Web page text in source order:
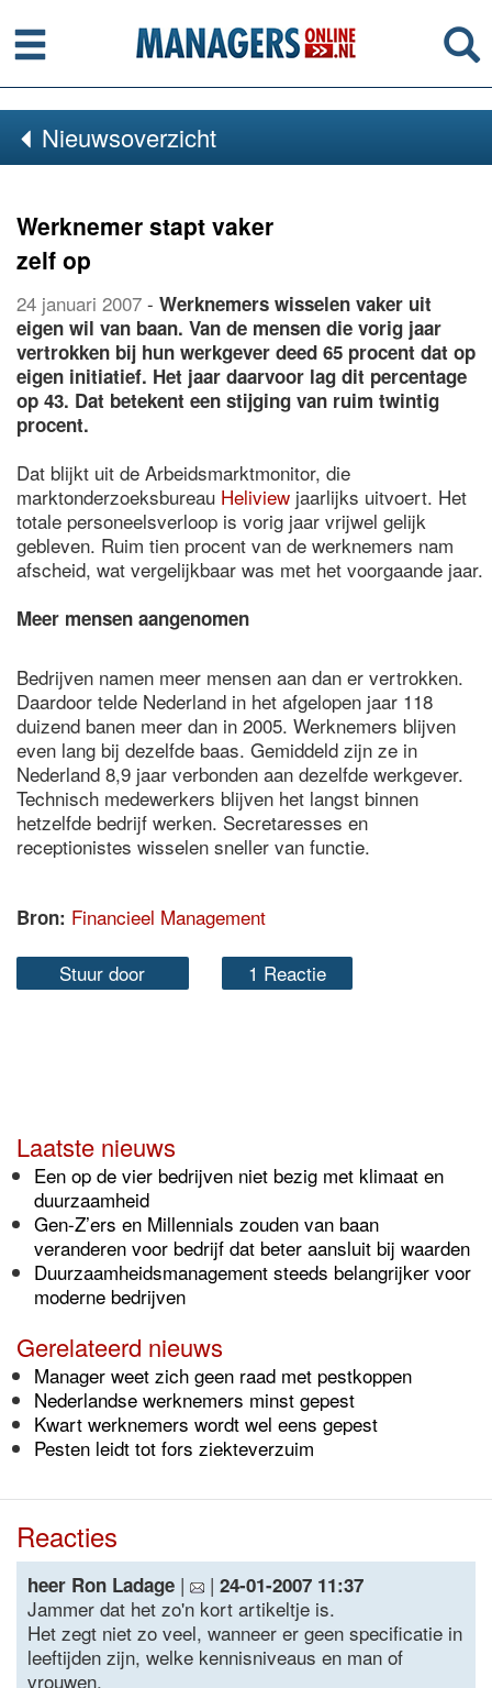
Menu
Nieuwsoverzicht
Werknemer stapt vaker
zelf op
24 januari 2007 - Werknemers wisselen vaker uit
eigen wil van baan. Van de mensen die vorig jaar
vertrokken bij hun werkgever deed 65 procent dat op
eigen initiatief. Het jaar daarvoor lag dit percentage
op 43. Dat betekent een stijging van ruim twintig
procent.
Dat blijkt uit de Arbeidsmarktmonitor, die
marktonderzoeksbureau Heliview jaarlijks uitvoert. Het
totale personeelsverloop is vorig jaar vrijwel gelijk
gebleven. Ruim tien procent van de werknemers nam
afscheid, wat vergelijkbaar was met het voorgaande jaar.
Meer mensen aangenomen
Bedrijven namen meer mensen aan dan er vertrokken.
Daardoor telde Nederland in het afgelopen jaar 118
duizend banen meer dan in 2005. Werknemers blijven
even lang bij dezelfde baas. Gemiddeld zijn ze in
Nederland 8,9 jaar verbonden aan dezelfde werkgever.
Technisch medewerkers blijven het langst binnen
hetzelfde bedrijf werken. Secretaresses en
receptionistes wisselen sneller van functie.
Bron: Financieel Management
Stuur door 1 Reactie
Laatste nieuws
Een op de vier bedrijven niet bezig met klimaat en
duurzaamheid
Gen-Z’ers en Millennials zouden van baan
veranderen voor bedrijf dat beter aansluit bij waarden
Duurzaamheidsmanagement steeds belangrijker voor
moderne bedrijven
Gerelateerd nieuws
Manager weet zich geen raad met pestkoppen
Nederlandse werknemers minst gepest
Kwart werknemers wordt wel eens gepest
Pesten leidt tot fors ziekteverzuim
Reacties
heer Ron Ladage | | 24-01-2007 11:37
Jammer dat het zo'n kort artikeltje is.
Het zegt niet zo veel, wanneer er geen specificatie in
leeftijden zijn, welke kennisniveaus en man of
vrouwen.